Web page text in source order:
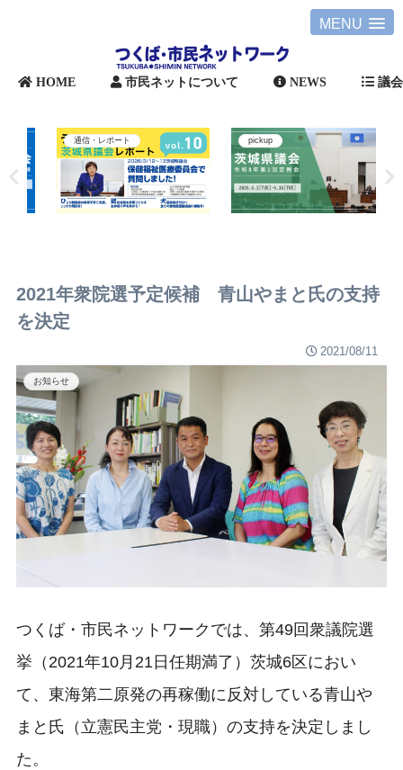
MENU
HOME 市民ネットについて NEWS 議会
通信・レポート pickup
2021年衆院選予定候補 青山やまと氏の支持
を決定
2021/08/11
お知らせ
つくば・市民ネットワークでは、第49回衆議院選
挙（2021年10月21日任期満了）茨城6区におい
て、東海第二原発の再稼働に反対している青山や
まと氏（立憲民主党・現職）の支持を決定しまし
た。